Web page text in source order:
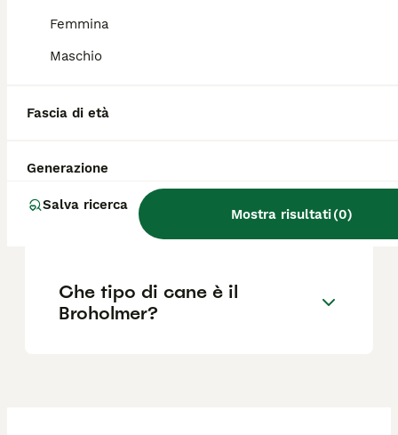
Femmina
Maschio
Fascia di età
Generazione
Salva ricerca
Mostra risultati(0)
un Broholmer?
Quanto costa un Broholmer?
Che tipo di cane è il
Broholmer?